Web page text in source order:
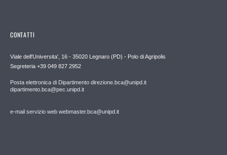
CONTATTI
Viale dell'Universita', 16 - 35020 Legnaro (PD) - Polo di Agripolis
Segreteria +39 049 827 2952
Posta elettronica di Dipartimento direzione.bca@unipd.it
dipartimento.bca@pec.unipd.it
e-mail servizio web webmaster.bca@unipd.it